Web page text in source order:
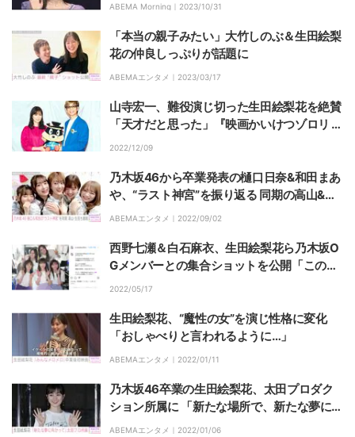
ABEMA Morning｜ 2023/10/31
「本当の親子みたい」大竹しのぶ＆生田絵梨
花の仲良しっぷりが話題に
ABEMAエンタメ｜ 2023/03/17
山寺宏一、難役演じ切った生田絵梨花を絶賛
「天才だと思った」『映画かいけつゾロリ ラ
ララ♪スターたんじょう』インタビュー
2022/12/09
乃木坂46から卒業発表の樋口日奈&和田まあ
や、“ラスト神宮”を振り返る 同期の高山&生
田も観戦
ABEMAエンタメ｜ 2022/09/02
西野七瀬＆白石麻衣、生田絵梨花ら乃木坂O
Gメンバーとの集合ショットを公開「この温
かい空気感が大好き」「最高」の声
2022/05/17
生田絵梨花、“魔性の女”を演じ性格に変化
「おしゃべりと言われるように…」
ABEMAエンタメ｜ 2022/01/11
乃木坂46卒業の生田絵梨花、太田プロダク
ション所属に 「新たな場所で、新たな夢に向
かって」
ABEMAエンタメ｜ 2022/01/06